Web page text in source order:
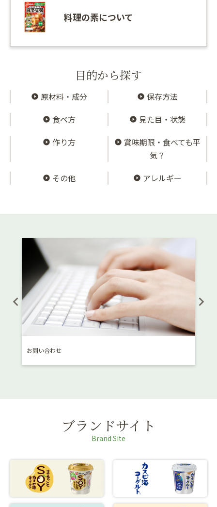
料理の素について
目的から探す
原材料・成分
保存方法
食べ方
見た目・状態
作り方
賞味期限・食べても平
気？
その他
アレルギー
お問い合わせ
ブランドサイト
Brand Site